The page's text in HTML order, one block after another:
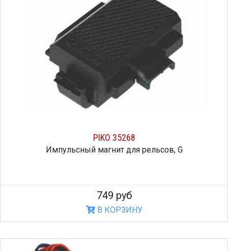
PIKO 35268
Импульсный магнит для рельсов, G
749 руб
В КОРЗИНУ